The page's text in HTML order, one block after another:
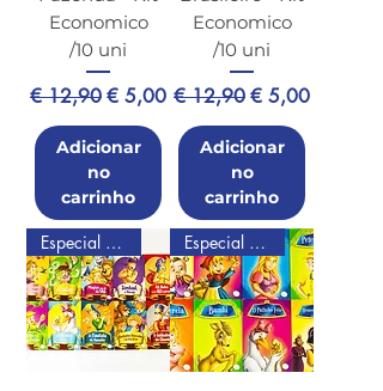
Economico
/10 uni
Preço normal
€ 12,90Preço promocional
€ 5,00
Adicionar
no
carrinho
Economico
/10 uni
Preço normal
€ 12,90Preço
€ 5,00
Adicionar
no
carrinho
Especial de Natal Especial de Natal